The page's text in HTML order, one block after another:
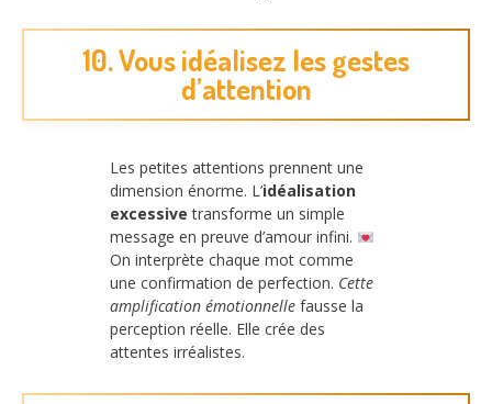
10. Vous idéalisez les gestes
d’attention
Les petites attentions prennent une
dimension énorme. L’idéalisation
excessive transforme un simple
message en preuve d’amour infini.
On interprète chaque mot comme
une confirmation de perfection. Cette
amplification émotionnelle fausse la
perception réelle. Elle crée des
attentes irréalistes.